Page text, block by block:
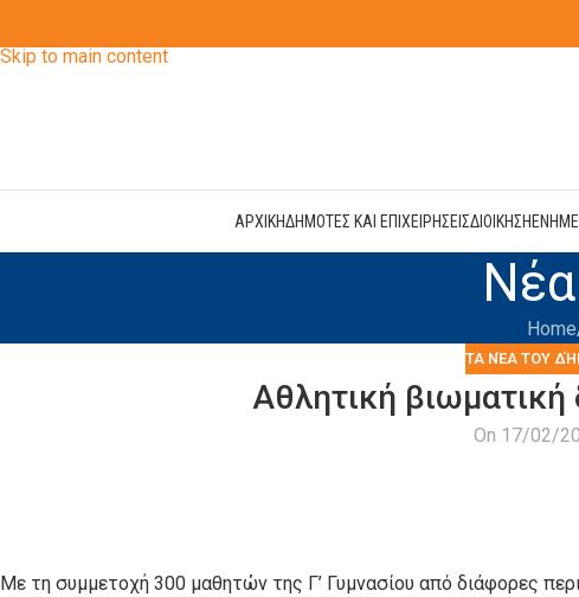
Skip to main content
ΑΡΧΙΚΗΔΗΜΟΤΕΣ ΚΑΙ ΕΠΙΧΕΙΡΗΣΕΙΣΔΙΟΙΚΗΣΗ
Home
ΤΑ ΝΈΑ ΤΟΥ
Αθλητική
On 17/02/
Με τη συμμετοχή 300 μαθητών της Γ’ Γυμνασίου από διάφορες